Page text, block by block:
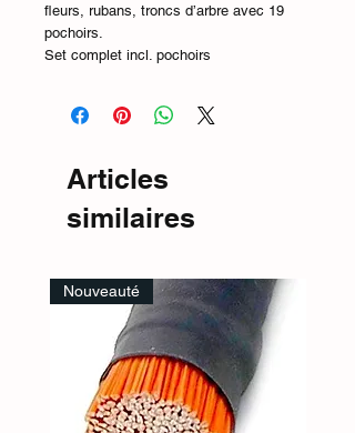
fleurs, rubans, troncs d’arbre avec 19
pochoirs.
Set complet incl. pochoirs
Articles
similaires
Nouveauté